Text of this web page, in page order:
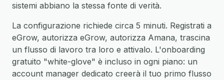
sistemi abbiano la stessa fonte di verità.
La configurazione richiede circa 5 minuti. Registrati a
eGrow, autorizza eGrow, autorizza Amana, trascina
un flusso di lavoro tra loro e attivalo. L'onboarding
gratuito "white-glove" è incluso in ogni piano: un
account manager dedicato creerà il tuo primo flusso